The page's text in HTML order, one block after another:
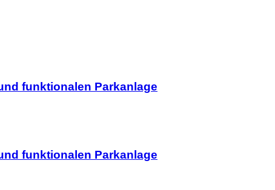
funktionalen Parkanlage
funktionalen Parkanlage